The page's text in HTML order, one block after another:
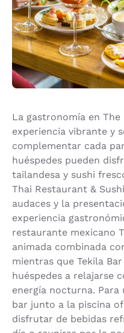
La gastronomía en
experiencia vibrante y
complementar cada
huéspedes pueden
tailandesa y sushi
Thai Restaurant &
audaces y la
experiencia
restaurante mexicano
animada combinada
mientras que Tekila
huéspedes a relajarse
energía nocturna.
bar junto a la piscina
disfrutar de bebidas